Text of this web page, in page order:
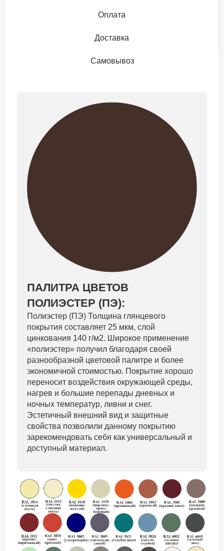
Оплата
Доставка
Самовывоз
ПАЛИТРА ЦВЕТОВ
ПОЛИЭСТЕР (ПЭ):
Полиэстер (ПЭ) Толщина глянцевого
покрытия составляет 25 мкм, слой
цинкования 140 г/м2. Широкое применение
«полиэстер» получил благодаря своей
разнообразной цветовой палитре и более
экономичной стоимостью. Покрытие хорошо
переносит воздействия окружающей среды,
нагрев и большие перепады дневных и
ночных температур, ливни и снег.
Эстетичный внешний вид и защитные
свойства позволили данному покрытию
зарекомендовать себя как универсальный и
доступный материал.